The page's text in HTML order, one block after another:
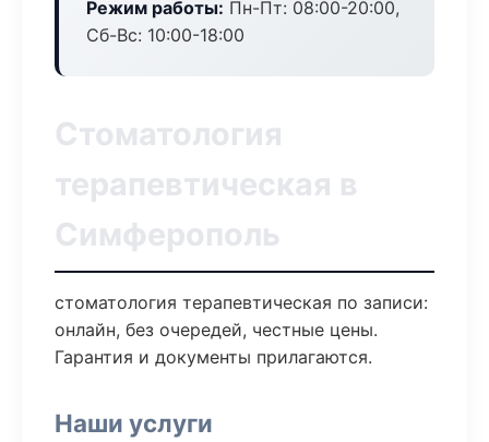
Режим работы: Пн-Пт: 08:00-20:00,
Сб-Вс: 10:00-18:00
Стоматология
терапевтическая в
Симферополь
стоматология терапевтическая по записи:
онлайн, без очередей, честные цены.
Гарантия и документы прилагаются.
Наши услуги